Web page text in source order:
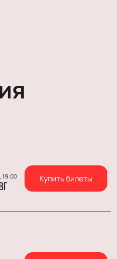
19:00 Купить билеты